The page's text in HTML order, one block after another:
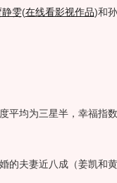
静雯(在线看影视作品)和
均为三星半，幸福指
夫妻近八成（姜凯和